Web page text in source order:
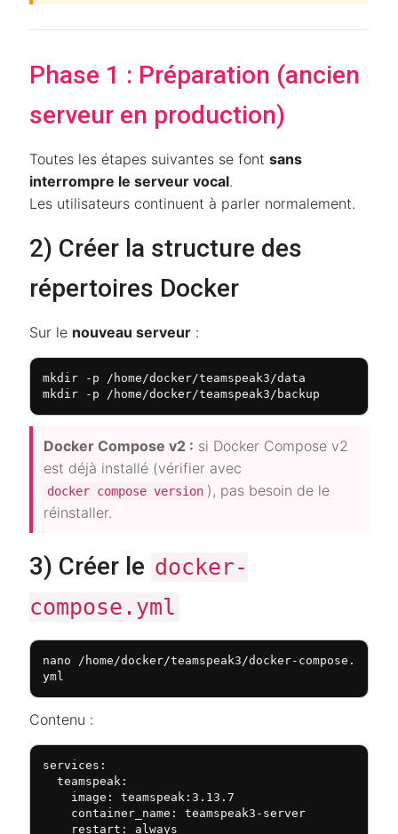
Phase 1 : Préparation (ancien
serveur en production)
Toutes les étapes suivantes se font sans
interrompre le serveur vocal.
Les utilisateurs continuent à parler normalement.
2) Créer la structure des
répertoires Docker
Sur le nouveau serveur :
mkdir -p /home/docker/teamspeak3/data
mkdir -p /home/docker/teamspeak3/backup
Docker Compose v2 : si Docker Compose v2
est déjà installé (vérifier avec
docker compose version ), pas besoin de le
réinstaller.
3) Créer le docker-
compose.yml
nano /home/docker/teamspeak3/docker-compose.
yml
Contenu :
services: